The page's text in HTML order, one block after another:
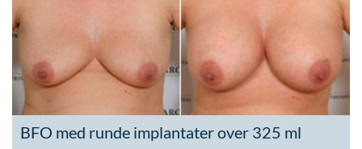
BFO med runde implantater over 325 ml